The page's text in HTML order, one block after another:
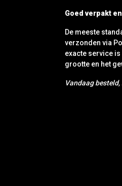
Goed verpakt
De meeste
verzonden via
exacte service
grootte en het
Vandaag